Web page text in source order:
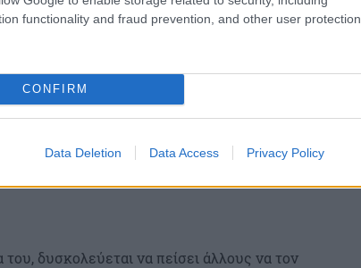
functionality and fraud prevention, and other user protection.
CONFIRM
Data Deletion Data Access Privacy Policy
δυσκολεύεται να πείσει άλλους να τον